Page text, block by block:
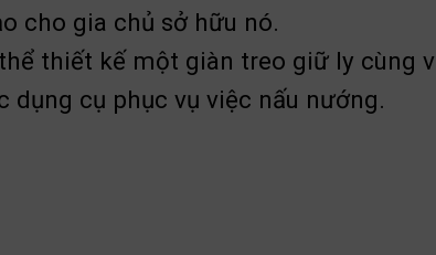
cho gia chủ sở hữu nó.
thiết kế một giàn treo giữ ly cùng
cụ phục vụ việc nấu nướng.